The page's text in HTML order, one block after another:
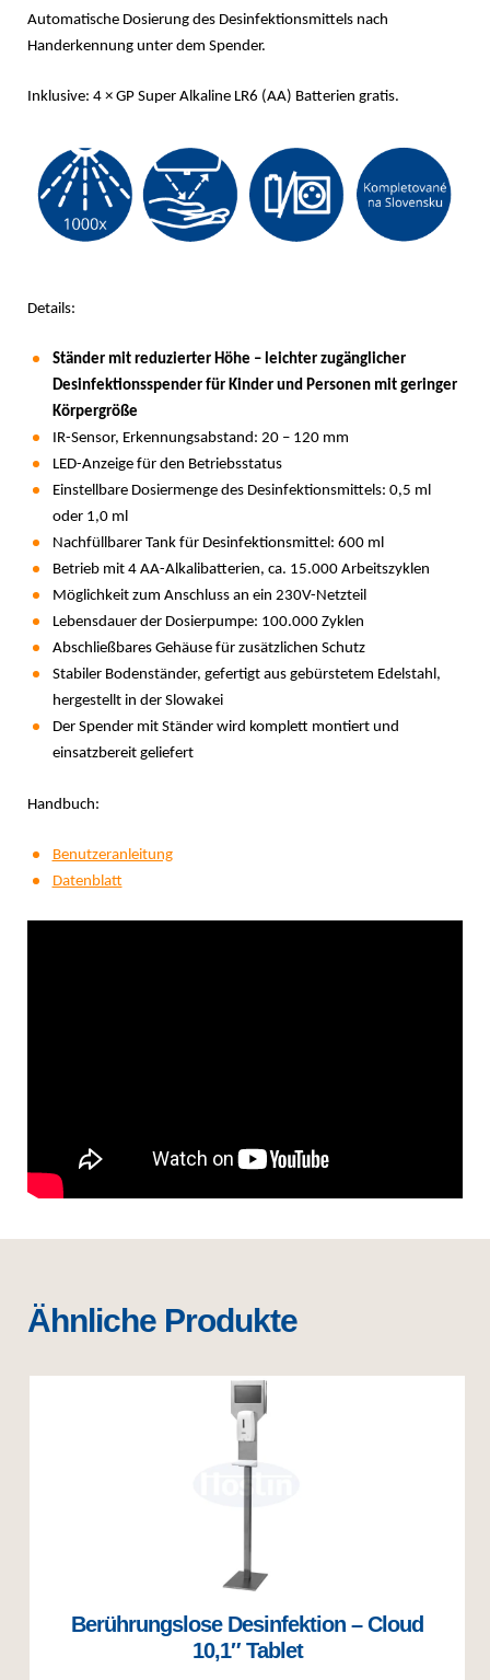
Automatische Dosierung des Desinfektionsmittels nach
Handerkennung unter dem Spender.
Inklusive: 4 × GP Super Alkaline LR6 (AA) Batterien gratis.
Details:
Ständer mit reduzierter Höhe – leichter zugänglicher
Desinfektionsspender für Kinder und Personen mit geringer
Körpergröße
IR-Sensor, Erkennungsabstand: 20 – 120 mm
LED-Anzeige für den Betriebsstatus
Einstellbare Dosiermenge des Desinfektionsmittels: 0,5 ml
oder 1,0 ml
Nachfüllbarer Tank für Desinfektionsmittel: 600 ml
Betrieb mit 4 AA-Alkalibatterien, ca. 15.000 Arbeitszyklen
Möglichkeit zum Anschluss an ein 230V-Netzteil
Lebensdauer der Dosierpumpe: 100.000 Zyklen
Abschließbares Gehäuse für zusätzlichen Schutz
Stabiler Bodenständer, gefertigt aus gebürstetem Edelstahl,
hergestellt in der Slowakei
Der Spender mit Ständer wird komplett montiert und
einsatzbereit geliefert
Handbuch:
Benutzeranleitung
Datenblatt
Ähnliche Produkte
Berührungslose Desinfektion – Cloud
10,1″ Tablet